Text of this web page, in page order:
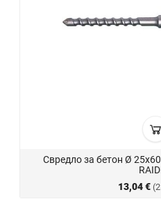
Свредло за бетон Ø
13,04 €